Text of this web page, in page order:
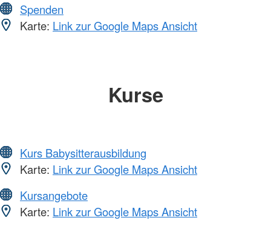
Spenden
Karte: Link zur Google Maps Ansicht
Kurse
Kurs Babysitterausbildung
Karte: Link zur Google Maps Ansicht
Kursangebote
Karte: Link zur Google Maps Ansicht